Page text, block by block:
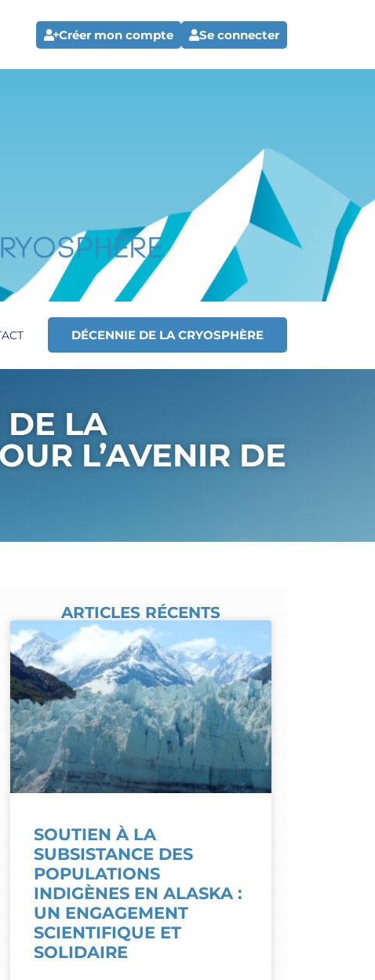
Créer mon compte Se connecter
DÉCENNIE DE LA CRYOSPHÈRE
DE LA
L’AVENIR DE
ARTICLES RÉCENTS
SOUTIEN À LA
SUBSISTANCE DES
POPULATIONS
INDIGÈNES EN ALASKA :
UN ENGAGEMENT
SCIENTIFIQUE ET
SOLIDAIRE